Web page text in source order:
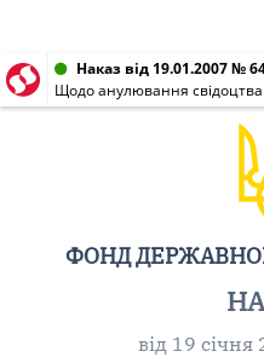
Наказ від 19.01.2007 №
ФОНД
від 19